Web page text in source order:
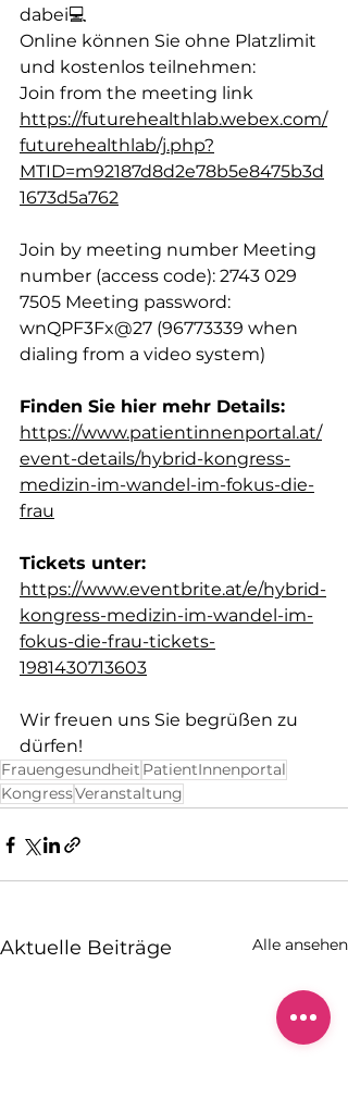
dabei💻
Online können Sie ohne Platzlimit
und kostenlos teilnehmen:
Join from the meeting link
https://futurehealthlab.webex.com/
futurehealthlab/j.php?
MTID=m92187d8d2e78b5e8475b3d
1673d5a762
Join by meeting number Meeting
number (access code): 2743 029
7505 Meeting password:
wnQPF3Fx@27 (96773339 when
dialing from a video system)
Finden Sie hier mehr Details:
https://www.patientinnenportal.at/
event-details/hybrid-kongress-
medizin-im-wandel-im-fokus-die-
frau
Tickets unter:
https://www.eventbrite.at/e/hybrid-
kongress-medizin-im-wandel-im-
fokus-die-frau-tickets-
1981430713603
Wir freuen uns Sie begrüßen zu
dürfen!
Frauengesundheit PatientInnenportal
KongressVeranstaltung
Aktuelle Beiträge Alle ansehen